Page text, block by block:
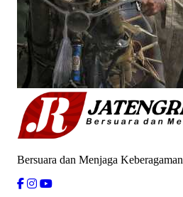
Bersuara dan Menjaga Keberagaman